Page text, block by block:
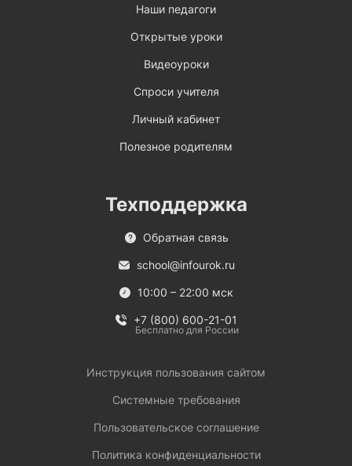
Наши педагоги
Открытые уроки
Видеоуроки
Спроси учителя
Личный кабинет
Полезное родителям
Техподдержка
Обратная связь
school@infourok.ru
10:00 – 22:00 мск
+7 (800) 600-21-01
Бесплатно для России
Инструкция пользования сайтом
Системные требования
Пользовательское соглашение
Политика конфиденциальности